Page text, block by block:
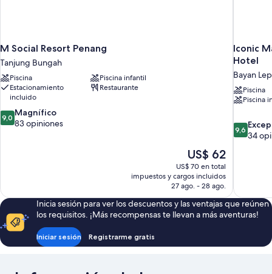
M Social Resort Penang
Tanjung Bungah
Piscina
Piscina infantil
Estacionamiento
incluido
Restaurante
9.0
de
9,0 Magnífico
83 opiniones
El
precio
actual
es
de
US$ 62
US$ 62
US$ 70 en total
impuestos y cargos incluidos
27 ago. - 28 ago.
Iconic
Hotel
Bayan
Piscina
Piscina
9.6
de
9,6
34
Inicia sesión para ver los descuentos y las ventajas que reúnen
los requisitos. ¡Más recompensas te llevan a más aventuras!
Iniciar sesión Registrarme gratis